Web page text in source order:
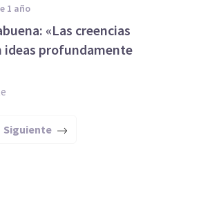
1 año
«Las creencias
profundamente
Siguiente